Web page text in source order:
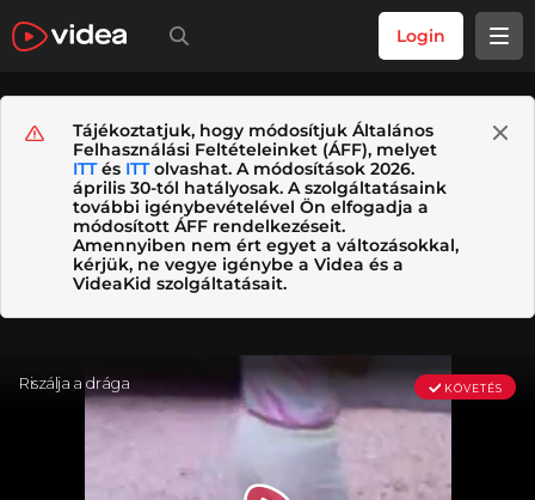
Login
Tájékoztatjuk, hogy módosítjuk Általános
Felhasználási Feltételeinket (ÁFF), melyet
ITTés ITTolvashat. A módosítások 2026.
április 30-tól hatályosak. A szolgáltatásaink
további igénybevételével Ön elfogadja a
módosított ÁFF rendelkezéseit.
Amennyiben nem ért egyet a változásokkal,
kérjük, ne vegye igénybe a Videa és a
VideaKid szolgáltatásait.